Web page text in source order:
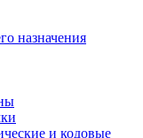
назначения
и кодовые